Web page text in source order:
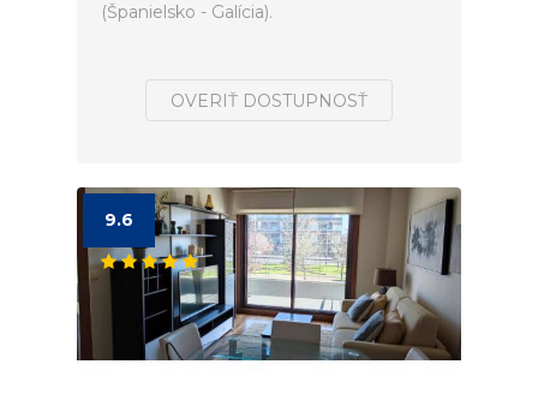
(Španielsko - Galícia).
OVERIŤ DOSTUPNOSŤ
9.6